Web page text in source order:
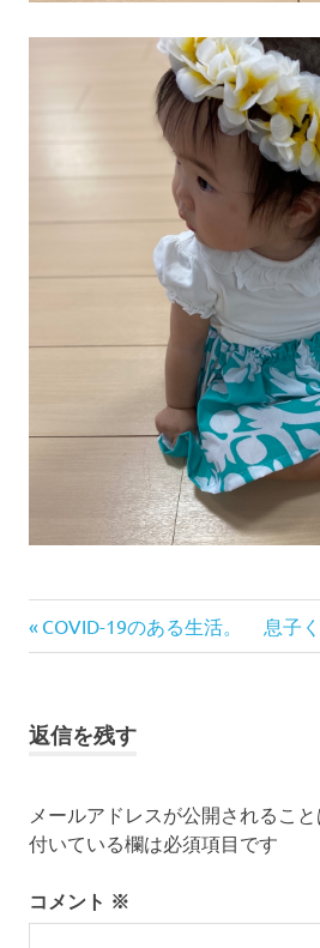
投
ナ
ゲ
ー
シ
前
の
COVID-19のある生活。
次
の
息子
返信を残す
メールアドレスが公開されること
付いている欄は必須項目です
コメント ※